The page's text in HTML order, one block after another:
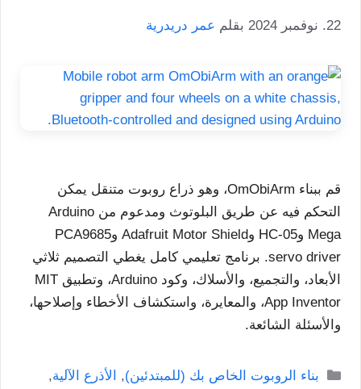
22. نوفمبر 2024 بقلم عمر دريدرية
قم ببناء OmObiArm، وهو ذراع روبوت متنقل يمكن
التحكم فيه عن طريق البلوتوث ومدعوم من Arduino
Mega وHC-05 وAdafruit Motor Shield وPCA9685
servo driver. برنامج تعليمي كامل يغطي التصميم ثلاثي
الأبعاد، والتجميع، والأسلاك، وكود Arduino، وتطبيق MIT
App Inventor، والمعايرة، واستكشاف الأخطاء وإصلاحها،
والأسئلة الشائعة.
التصنيفات
بناء الروبوت الخاص بك (للمبتدئين), الأذرع الآلية,